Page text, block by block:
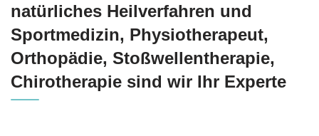
natürliches Heilverfahren und
Sportmedizin, Physiotherapeut,
Orthopädie, Stoßwellentherapie,
Chirotherapie sind wir Ihr Experte